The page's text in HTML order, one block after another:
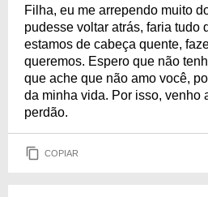
Filha, eu me arrependo muito
pudesse voltar atrás, faria tudo
estamos de cabeça quente,
queremos. Espero que não
que ache que não amo você,
da minha vida. Por isso, venho
perdão.
COPIAR